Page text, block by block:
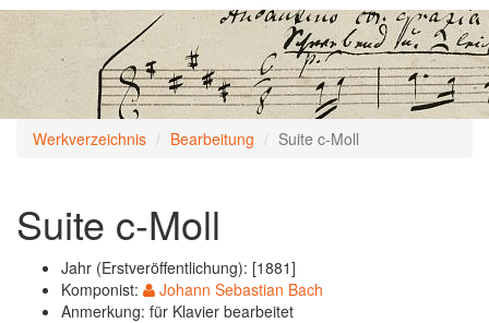
Werkverzeichnis Bearbeitung Suite c-Moll
Suite c-Moll
Jahr (Erstveröffentlichung): [1881]
Komponist:
Johann Sebastian Bach
Anmerkung: für Klavier bearbeitet